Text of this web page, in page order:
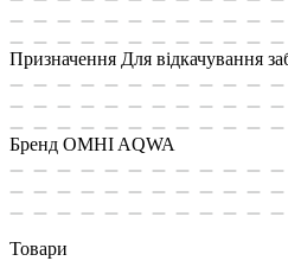
Призначення Для відкачування
Бренд OMHI AQWA
Товари